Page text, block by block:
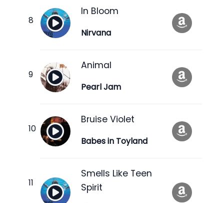
In Bloom
Nirvana
Animal
Pearl Jam
Bruise Violet
Babes in Toyland
Smells Like Teen
Spirit